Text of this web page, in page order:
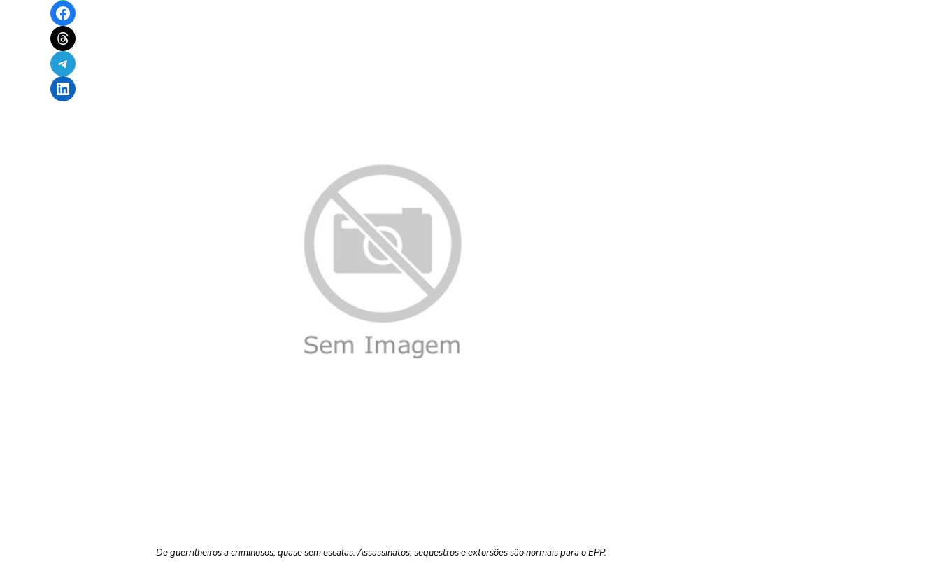
Share on Facebook
Share on Threads
Share on Telegram
Share on LinkedIn
De guerrilheiros a criminosos, quase sem escalas. Assassinatos, sequestros e extorsões são normais para o EPP.